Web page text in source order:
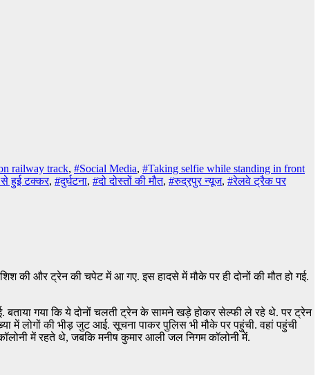
railway track, #Social Media, #Taking selfie while standing in front
हुई टक्कर, #दुर्घटना, #दो दोस्तों की मौत, #रुद्रपुर न्यूज, #रेलवे ट्रैक पर
की और ट्रेन की चपेट में आ गए. इस हादसे में मौके पर ही दोनों की मौत हो गई.
बताया गया कि ये दोनों चलती ट्रेन के सामने खड़े होकर सेल्फी ले रहे थे. पर ट्रेन
लोगों की भीड़ जुट आई. सूचना पाकर पुलिस भी मौके पर पहुंची. वहां पहुंची
में रहते थे, जबकि मनीष कुमार आली जल निगम कॉलोनी में.